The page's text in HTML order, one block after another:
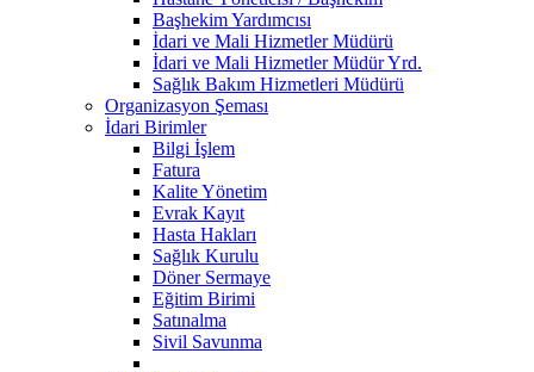
Başhekim Yardımcısı
İdari ve Mali Hizmetler Müdürü
İdari ve Mali Hizmetler Müdür Yrd.
Sağlık Bakım Hizmetleri Müdürü
Organizasyon Şeması
İdari Birimler
Bilgi İşlem
Fatura
Kalite Yönetim
Evrak Kayıt
Hasta Hakları
Sağlık Kurulu
Döner Sermaye
Eğitim Birimi
Satınalma
Sivil Savunma